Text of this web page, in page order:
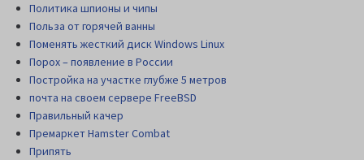
Политика шпионы и чипы
Польза от горячей ванны
Поменять жесткий диск Windows Linux
Порох – появление в России
Постройка на участке глубже 5 метров
почта на своем сервере FreeBSD
Правильный качер
Премаркет Hamster Combat
Припять